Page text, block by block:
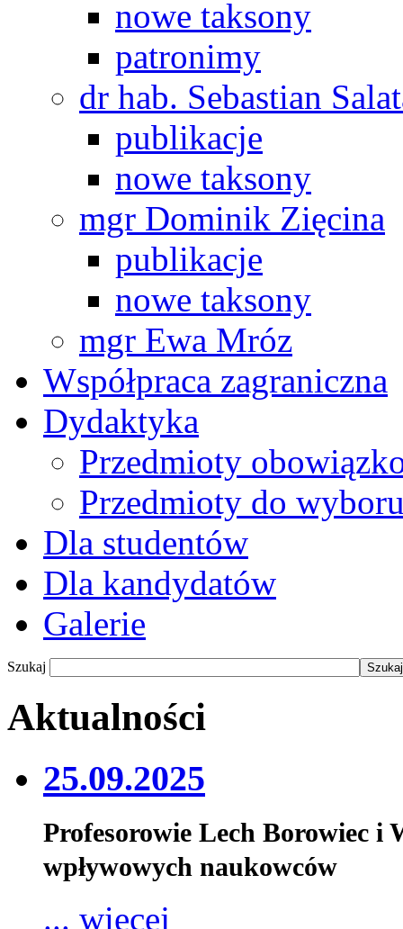
nowe taksony
patronimy
dr hab. Sebastian
publikacje
nowe taksony
mgr Dominik Zięcina
publikacje
nowe taksony
mgr Ewa Mróz
Współpraca zagraniczna
Dydaktyka
Przedmioty
Przedmioty do
Dla studentów
Dla kandydatów
Galerie
Szukaj
Aktualności
25.09.2025
Profesorowie Lech Borowiec i
wpływowych naukowców
... więcej